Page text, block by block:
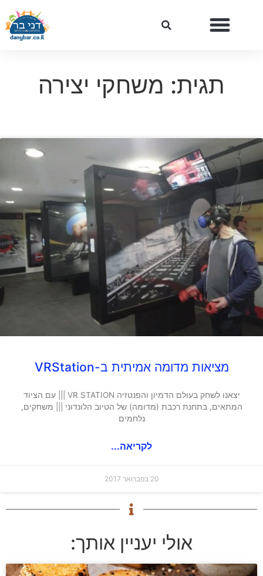
תגית: משחקי יצירה
מציאות מדומה אמיתית ב-VRStation
יצאנו לשחק בעולם הדמיון והפנטזיה VR STATION ||| עם הציוד
המתאים, בתחנת רכבת (מדומה) של הטיוב הלונדוני ||| משחקים,
נלחמים
לקריאה...
20 בפברואר 2017
אולי יעניין אותך: